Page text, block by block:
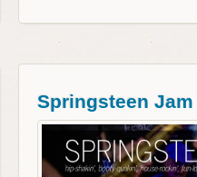
Springsteen Jam